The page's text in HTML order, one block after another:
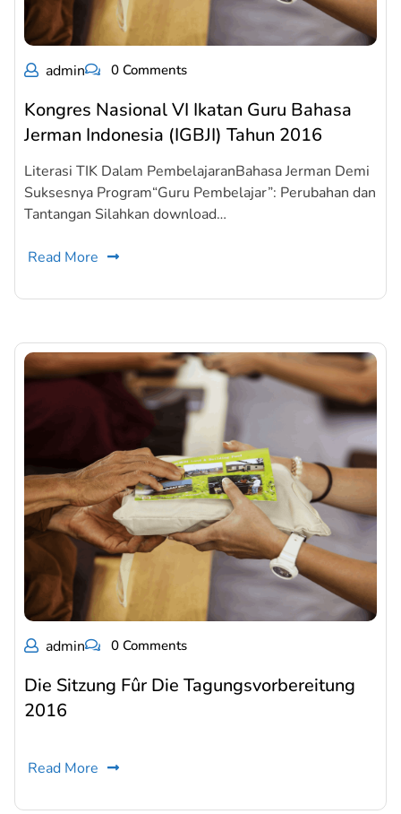
admin 0 Comments
Kongres Nasional VI Ikatan Guru Bahasa
Jerman Indonesia (IGBJI) Tahun 2016
Literasi TIK Dalam PembelajaranBahasa Jerman Demi
Suksesnya Program“Guru Pembelajar”: Perubahan dan
Tantangan Silahkan download…
Read More
admin 0 Comments
Die Sitzung Fûr Die Tagungsvorbereitung
2016
Read More